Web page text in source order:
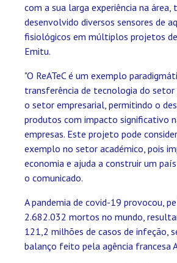
com a sua larga experiência na área,
desenvolvido diversos sensores de
fisiológicos em múltiplos projetos
Emitu.
"O ReATeC é um exemplo
transferência de tecnologia do setor
o setor empresarial, permitindo o
produtos com impacto significativo
empresas. Este projeto pode
exemplo no setor académico, pois
economia e ajuda a construir um
o comunicado.
A pandemia de covid-19 provocou,
2.682.032 mortos no mundo,
121,2 milhões de casos de infeção,
balanço feito pela agência francesa